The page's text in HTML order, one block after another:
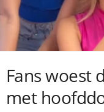
Fans woest
met